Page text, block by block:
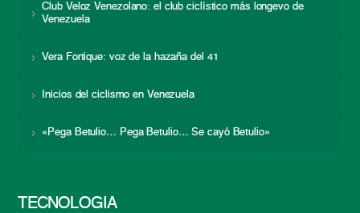
Club Veloz Venezolano: el club ciclístico más longevo de
Venezuela
Vera Fortique: voz de la hazaña del 41
Inicios del ciclismo en Venezuela
«Pega Betulio… Pega Betulio… Se cayó Betulio»
TECNOLOGÍA